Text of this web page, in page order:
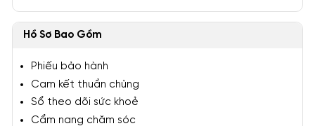
Hồ Sơ Bao Gồm
Phiếu bảo hành
Cam kết thuần chủng
Sổ theo dõi sức khoẻ
Cẩm nang chăm sóc